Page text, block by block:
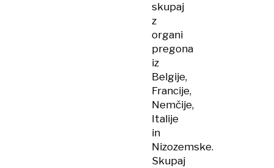
skupaj
z
organi
pregona
iz
Belgije,
Francije,
Nemčije,
Italije
in
Nizozemske.
Skupaj